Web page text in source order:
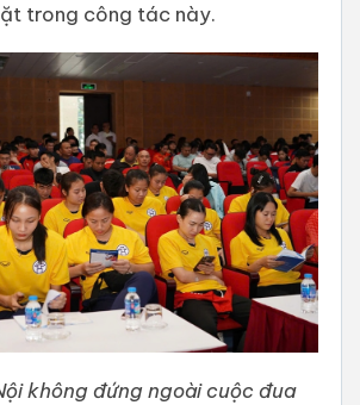
trong công tác này.
không đứng ngoài cuộc đua